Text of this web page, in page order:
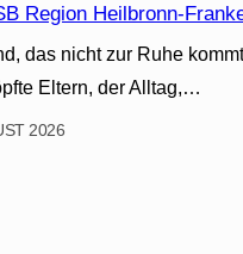
Region Heilbronn-
das nicht zur Ruhe
Eltern, der Alltag,…
2026